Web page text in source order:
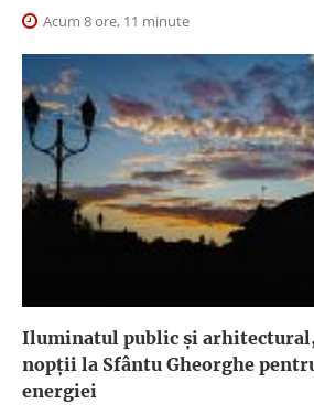
Acum 8 ore, 11 minute
Iluminatul public şi
nopţii la Sfântu Gheorghe
energiei